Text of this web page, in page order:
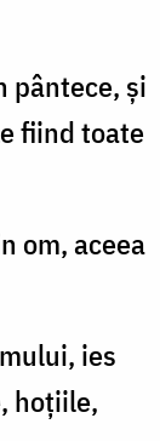
pântece, şi
fiind toate
om, aceea
ies
hoţiile,